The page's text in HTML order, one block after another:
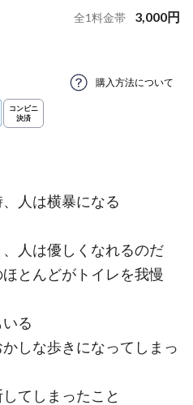
全1料金帯 3,000円
購入方法について
人は横暴になる
人は優しくなれるのだ
とんどがトイレを我慢
る
しな歩きになってしまっ
てしまったこと